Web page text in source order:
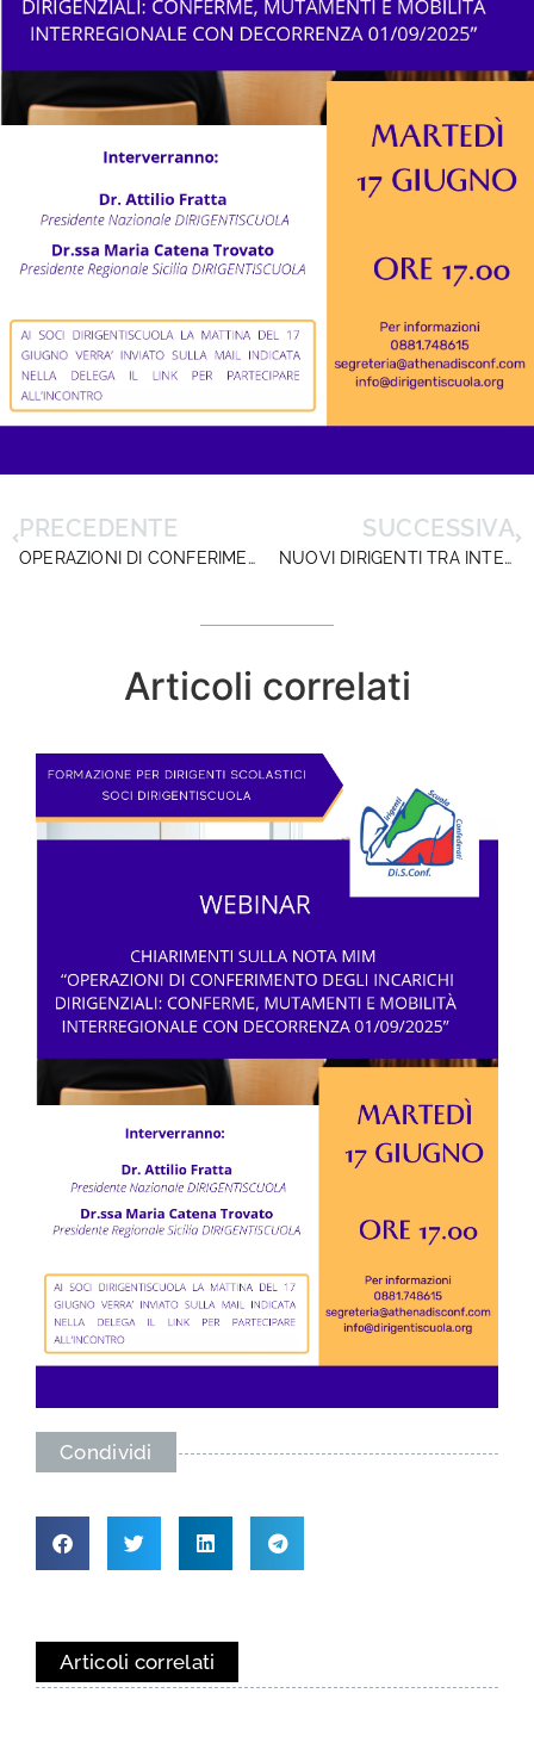
PRECEDENTE
OPERAZIONI DI CONFERIMENTO DEGLI INCARICHI DIRIGENZIALI: CONFERME, MUTAMENTI E MOBILITÀ INTERREGIONALE CON DECORRENZA 01/09/2025. LA NOTA MINISTERIALE
SUCCESSIVA
NUOVI DIRIGENTI TRA INTELLIGENZA ARTIFICIALE ED EMOTIVA: CHIUSO A ROMA IL PRIMO CICLO DI SEMINARI DIRIGENTISCUOLA
Articoli correlati
Condividi
Articoli correlati